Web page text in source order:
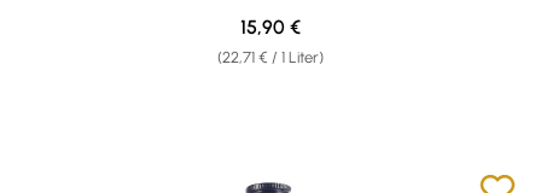
(22,71 € / 1 Liter)
Regulärer Preis:
15,90 €